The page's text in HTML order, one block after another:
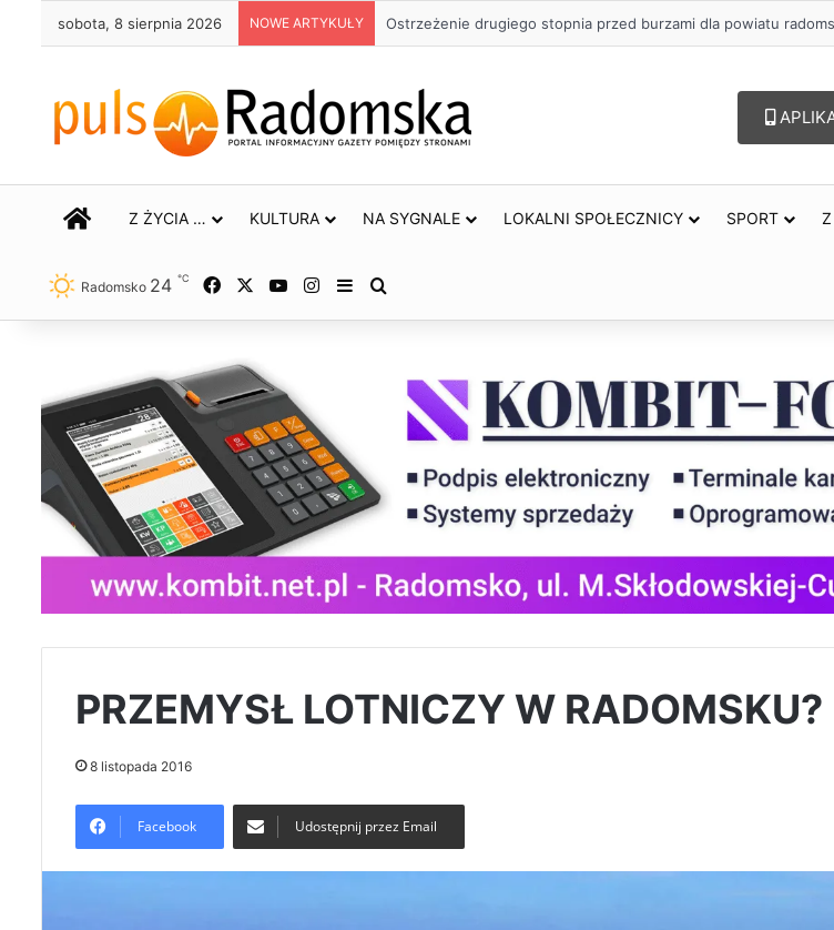
sobota, 8 sierpnia 2026 NOWE ARTYKUŁY Około 90 tys. zł na szkolenia pracowników. PUP w Radomsku
STRONA GŁÓWNA
Z ŻYCIA … KULTURA NA SYGNALE LOKALNI SPOŁECZNICY SPORT
Radomsko 24 ℃ Facebook YouTubeInstagram
Sidebar
PRZEMYSŁ LOTNICZY W RADOMSKU?
8 listopada 2016
Facebook Udostępnij przez Email